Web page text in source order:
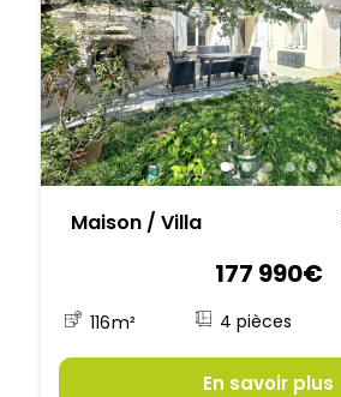
Maison / Villa
177 990€
116m² 4
En savoir plus